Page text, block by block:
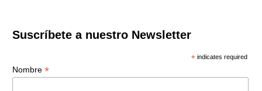
Suscríbete a nuestro Newsletter
* indicates required
Nombre *